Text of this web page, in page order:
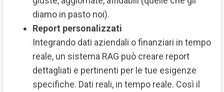
diamo in pasto noi).
Report personalizzati
Integrando dati aziendali o finanziari in tempo
reale, un sistema RAG può creare report
dettagliati e pertinenti per le tue esigenze
specifiche. Dati reali, in tempo reale. Così il